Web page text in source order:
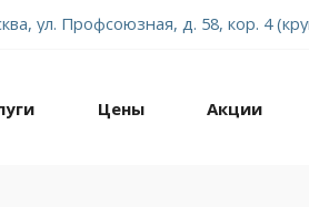
ул. Профсоюзная, д. 58, кор. 4
Цены Акции